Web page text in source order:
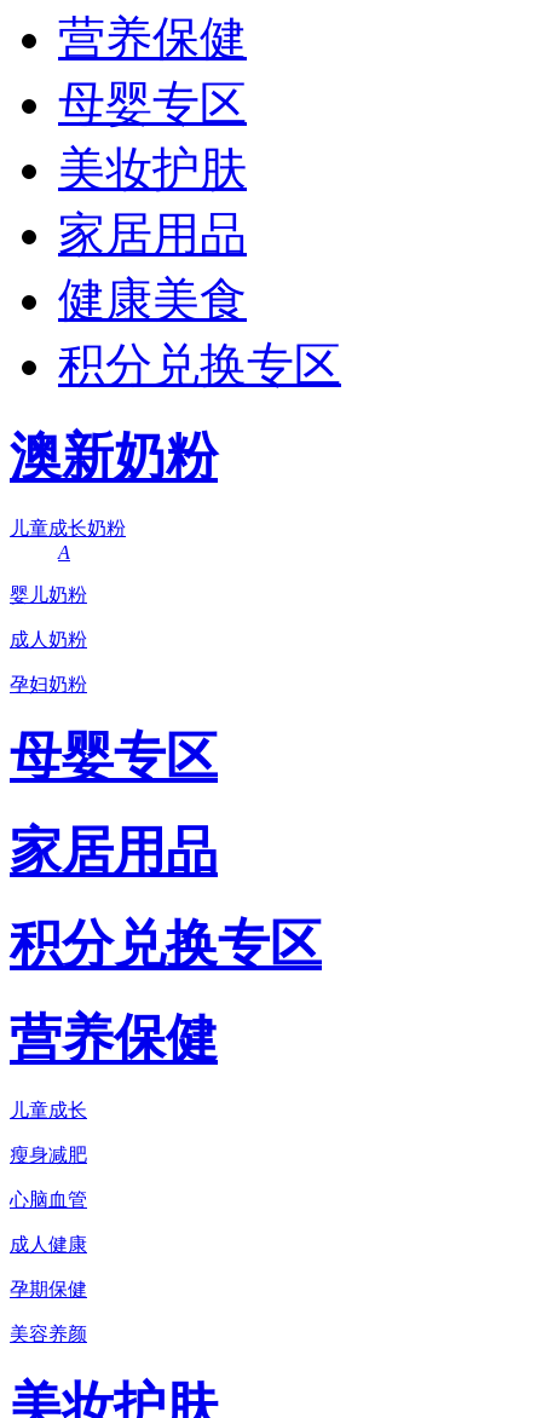
营养保健
母婴专区
美妆护肤
家居用品
健康美食
积分兑换专区
澳新奶粉
儿童成长奶粉
A
婴儿奶粉
成人奶粉
孕妇奶粉
母婴专区
家居用品
积分兑换专区
营养保健
儿童成长
瘦身减肥
心脑血管
成人健康
孕期保健
美容养颜